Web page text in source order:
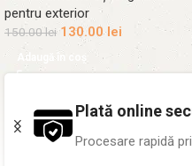
pentru exterior
150.00lei 130.00lei
Adaugă în coș
Plată online
Procesare rapidă